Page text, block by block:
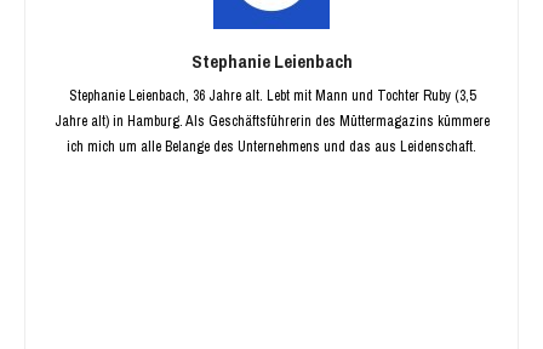
Stephanie Leienbach
Stephanie Leienbach, 36 Jahre alt. Lebt mit Mann und Tochter Ruby (3,5
Jahre alt) in Hamburg. Als Geschäftsführerin des Müttermagazins kümmere
ich mich um alle Belange des Unternehmens und das aus Leidenschaft.